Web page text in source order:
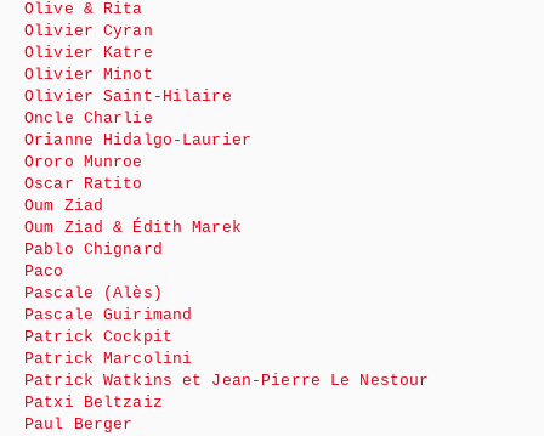
Olive & Rita
Olivier Cyran
Olivier Katre
Olivier Minot
Olivier Saint-Hilaire
Oncle Charlie
Orianne Hidalgo-Laurier
Ororo Munroe
Oscar Ratito
Oum Ziad
Oum Ziad & Édith Marek
Pablo Chignard
Paco
Pascale (Alès)
Pascale Guirimand
Patrick Cockpit
Patrick Marcolini
Patrick Watkins et Jean-Pierre Le Nestour
Patxi Beltzaiz
Paul Berger